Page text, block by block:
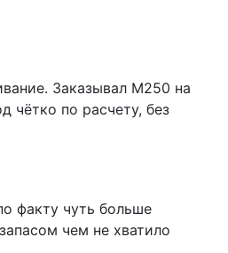
Заказывал М250 на
чётко по расчету, без
факту чуть больше
чем не хватило